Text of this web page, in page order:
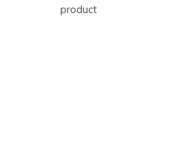
product